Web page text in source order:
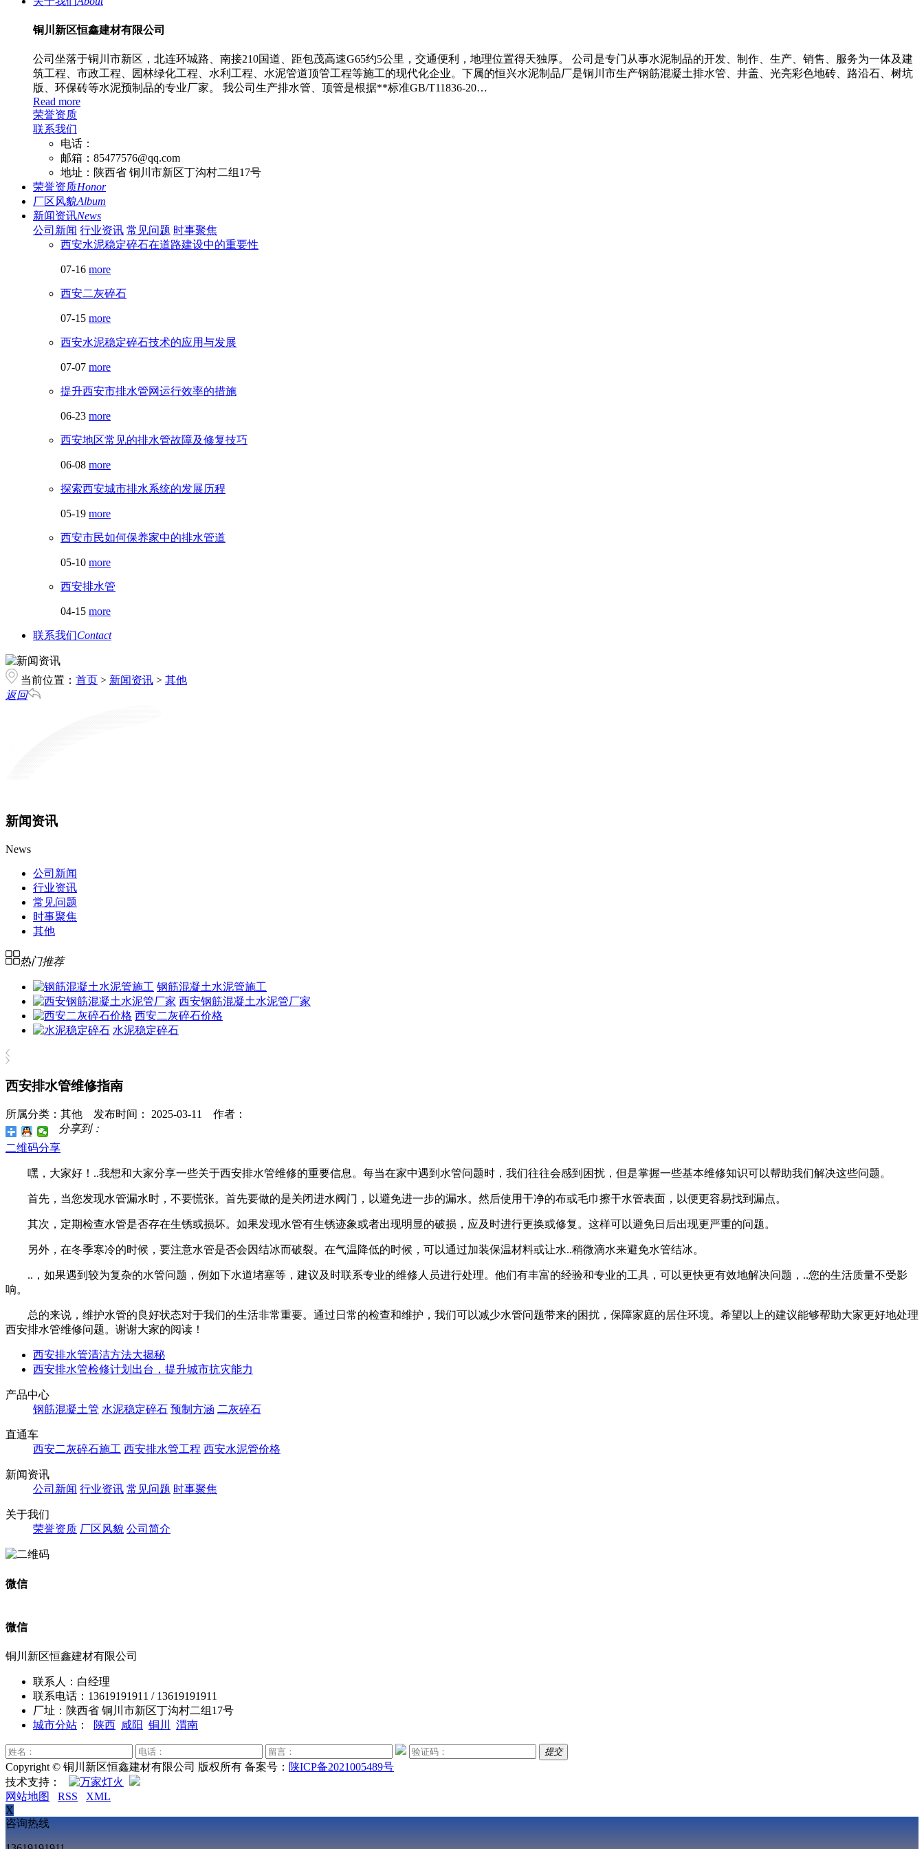
铜川新区恒鑫建材有限公司
公司坐落于铜川市新区，北连环城路、南接210国道、距包茂高速G65约5公里，交通便利，地理位置得天独厚。 公司是专门从事水泥制品的开发、制作、生产、销售、服务为一体及建
筑工程、市政工程、园林绿化工程、水利工程、水泥管道顶管工程等施工的现代化企业。下属的恒兴水泥制品厂是铜川市生产钢筋混凝土排水管、井盖、光亮彩色地砖、路沿石、树坑
版、环保砖等水泥预制品的专业厂家。 我公司生产排水管、顶管是根据**标准GB/T11836-20…
Read more
荣誉资质
联系我们
电话：
邮箱：85477576@qq.com
地址：陕西省 铜川市新区丁沟村二组17号
荣誉资质Honor
厂区风貌Album
新闻资讯News
公司新闻 行业资讯 常见问题 时事聚焦
西安水泥稳定碎石在道路建设中的重要性
07-16 more
西安二灰碎石
07-15 more
西安水泥稳定碎石技术的应用与发展
07-07 more
提升西安市排水管网运行效率的措施
06-23 more
西安地区常见的排水管故障及修复技巧
06-08 more
探索西安城市排水系统的发展历程
05-19 more
西安市民如何保养家中的排水管道
05-10 more
西安排水管
04-15 more
联系我们Contact
当前位置： 首页 > 新闻资讯 > 其他
返回
新闻资讯
News
公司新闻
行业资讯
常见问题
时事聚焦
其他
热门推荐
钢筋混凝土水泥管施工
西安钢筋混凝土水泥管厂家
西安二灰碎石价格
水泥稳定碎石
西安排水管维修指南
所属分类：其他 发布时间： 2025-03-11 作者：
分享到：
二维码分享
嘿，大家好！..我想和大家分享一些关于西安排水管维修的重要信息。每当在家中遇到水管问题时，我们往往会感到困扰，但是掌握一些基本维修知识可以帮助我们解决这些问题。
首先，当您发现水管漏水时，不要慌张。首先要做的是关闭进水阀门，以避免进一步的漏水。然后使用干净的布或毛巾擦干水管表面，以便更容易找到漏点。
其次，定期检查水管是否存在生锈或损坏。如果发现水管有生锈迹象或者出现明显的破损，应及时进行更换或修复。这样可以避免日后出现更严重的问题。
另外，在冬季寒冷的时候，要注意水管是否会因结冰而破裂。在气温降低的时候，可以通过加装保温材料或让水..稍微滴水来避免水管结冰。
..，如果遇到较为复杂的水管问题，例如下水道堵塞等，建议及时联系专业的维修人员进行处理。他们有丰富的经验和专业的工具，可以更快更有效地解决问题，..您的生活质量不受影
响。
总的来说，维护水管的良好状态对于我们的生活非常重要。通过日常的检查和维护，我们可以减少水管问题带来的困扰，保障家庭的居住环境。希望以上的建议能够帮助大家更好地处理
西安排水管维修问题。谢谢大家的阅读！
西安排水管清洁方法大揭秘
西安排水管检修计划出台，提升城市抗灾能力
产品中心
钢筋混凝土管 水泥稳定碎石 预制方涵 二灰碎石
直通车
西安二灰碎石施工 西安排水管工程 西安水泥管价格
新闻资讯
公司新闻 行业资讯 常见问题 时事聚焦
关于我们
荣誉资质 厂区风貌 公司简介
微信
微信
铜川新区恒鑫建材有限公司
联系人：白经理
联系电话：13619191911 / 13619191911
厂址：陕西省 铜川市新区丁沟村二组17号
城市分站 ： 陕西 咸阳 铜川 渭南
提交
Copyright © 铜川新区恒鑫建材有限公司 版权所有 备案号： 陕ICP备2021005489号
技术支持：
网站地图
RSS
XML
X
咨询热线